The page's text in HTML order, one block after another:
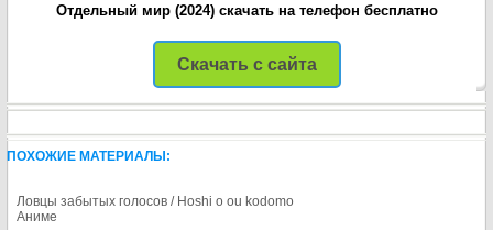
Отдельный мир (2024) скачать на телефон бесплатно
Скачать с сайта
ПОХОЖИЕ МАТЕРИАЛЫ:
Ловцы забытых голосов / Hoshi o ou kodomo
Аниме